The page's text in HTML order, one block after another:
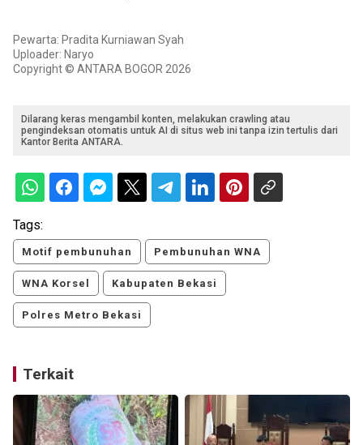
Pewarta: Pradita Kurniawan Syah
Uploader: Naryo
Copyright © ANTARA BOGOR 2026
Dilarang keras mengambil konten, melakukan crawling atau
pengindeksan otomatis untuk AI di situs web ini tanpa izin tertulis dari
Kantor Berita ANTARA.
Tags:
Motif pembunuhan Pembunuhan WNA
WNA Korsel Kabupaten Bekasi
Polres Metro Bekasi
Terkait